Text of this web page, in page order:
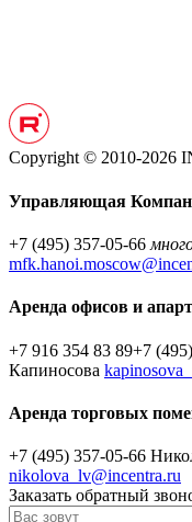
Copyright © 2010-2026
Управляющая
+7 (495) 357-05-66
Аренда офисов и
+7 916 354 83 89+7
Капиносова
Аренда торговых
+7 (495) 357-05-66
nikolova_lv@incentra.ru
Заказать обратный